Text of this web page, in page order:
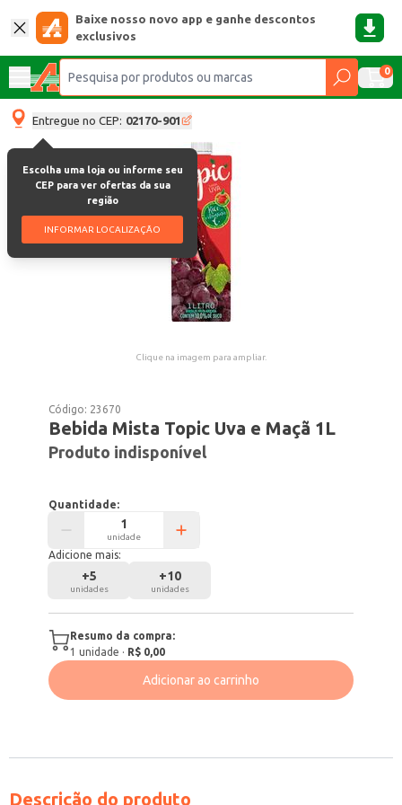
Baixe nosso novo app e ganhe descontos
exclusivos
0
Entregue no CEP: 02170-901
Escolha uma loja ou informe seu
CEP para ver ofertas da sua
região
INFORMAR LOCALIZAÇÃO
Clique na imagem para ampliar.
Código: 23670
Bebida Mista Topic Uva e Maçã 1L
Produto indisponível
Quantidade:
unidade
Adicione mais:
+5
unidades
+10
unidades
Resumo da compra:
1 unidade · R$ 0,00
Adicionar ao carrinho
Descrição do produto